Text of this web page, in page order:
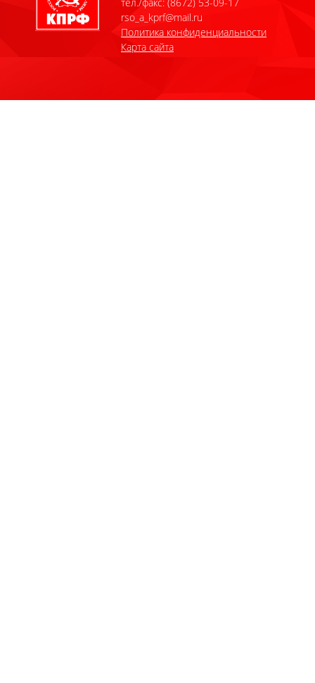
rso_a_kprf@mail.ru
Политика конфиденциальности
Карта сайта